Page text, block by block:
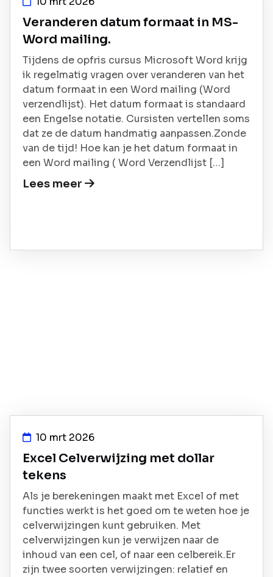
Veranderen datum formaat in MS-
Word mailing.
Tijdens de opfris cursus Microsoft Word krijg
ik regelmatig vragen over veranderen van het
datum formaat in een Word mailing (Word
verzendlijst). Het datum formaat is standaard
een Engelse notatie. Cursisten vertellen soms
dat ze de datum handmatig aanpassen.Zonde
van de tijd! Hoe kan je het datum formaat in
een Word mailing ( Word Verzendlijst […]
Lees meer
10 mrt 2026
Excel Celverwijzing met dollar
tekens
Als je berekeningen maakt met Excel of met
functies werkt is het goed om te weten hoe je
celverwijzingen kunt gebruiken. Met
celverwijzingen kun je verwijzen naar de
inhoud van een cel, of naar een celbereik.Er
zijn twee soorten verwijzingen: relatief en